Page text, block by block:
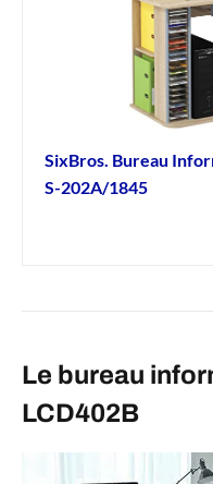
SixBros. Bureau
S-202A/1845
Le bureau
LCD402B